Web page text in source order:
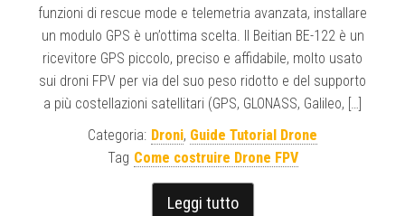
funzioni di rescue mode e telemetria avanzata, installare
un modulo GPS è un’ottima scelta. Il Beitian BE-122 è un
ricevitore GPS piccolo, preciso e affidabile, molto usato
sui droni FPV per via del suo peso ridotto e del supporto
a più costellazioni satellitari (GPS, GLONASS, Galileo, […]
Categoria: Droni, Guide Tutorial Drone
Tag Come costruire Drone FPV
Leggi tutto